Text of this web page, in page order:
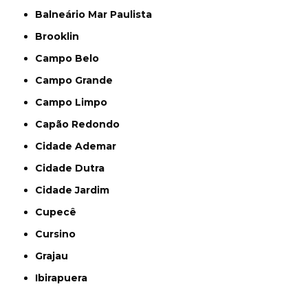
Balneário Mar Paulista
Brooklin
Campo Belo
Campo Grande
Campo Limpo
Capão Redondo
Cidade Ademar
Cidade Dutra
Cidade Jardim
Cupecê
Cursino
Grajau
Ibirapuera